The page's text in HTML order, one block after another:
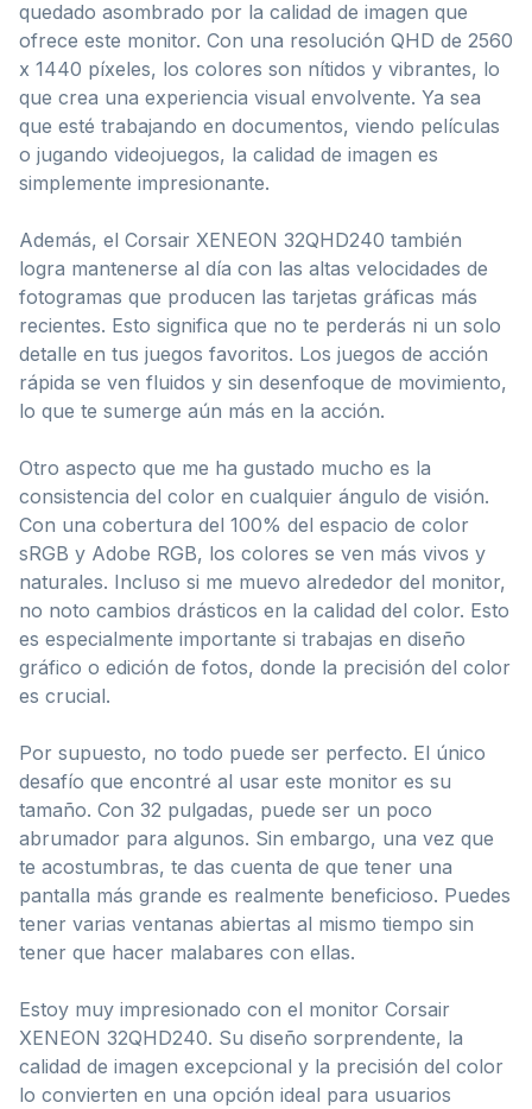
quedado asombrado por la calidad de imagen que
ofrece este monitor. Con una resolución QHD de 2560
x 1440 píxeles, los colores son nítidos y vibrantes, lo
que crea una experiencia visual envolvente. Ya sea
que esté trabajando en documentos, viendo películas
o jugando videojuegos, la calidad de imagen es
simplemente impresionante.
Además, el Corsair XENEON 32QHD240 también
logra mantenerse al día con las altas velocidades de
fotogramas que producen las tarjetas gráficas más
recientes. Esto significa que no te perderás ni un solo
detalle en tus juegos favoritos. Los juegos de acción
rápida se ven fluidos y sin desenfoque de movimiento,
lo que te sumerge aún más en la acción.
Otro aspecto que me ha gustado mucho es la
consistencia del color en cualquier ángulo de visión.
Con una cobertura del 100% del espacio de color
sRGB y Adobe RGB, los colores se ven más vivos y
naturales. Incluso si me muevo alrededor del monitor,
no noto cambios drásticos en la calidad del color. Esto
es especialmente importante si trabajas en diseño
gráfico o edición de fotos, donde la precisión del color
es crucial.
Por supuesto, no todo puede ser perfecto. El único
desafío que encontré al usar este monitor es su
tamaño. Con 32 pulgadas, puede ser un poco
abrumador para algunos. Sin embargo, una vez que
te acostumbras, te das cuenta de que tener una
pantalla más grande es realmente beneficioso. Puedes
tener varias ventanas abiertas al mismo tiempo sin
tener que hacer malabares con ellas.
Estoy muy impresionado con el monitor Corsair
XENEON 32QHD240. Su diseño sorprendente, la
calidad de imagen excepcional y la precisión del color
lo convierten en una opción ideal para usuarios